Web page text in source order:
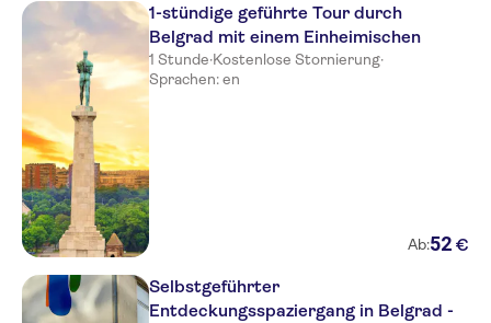
1-stündige geführte Tour durch
Belgrad mit einem Einheimischen
1 Stunde·Kostenlose Stornierung·
Sprachen: en
Ab:52 €
Selbstgeführter
Entdeckungsspaziergang in Belgrad -